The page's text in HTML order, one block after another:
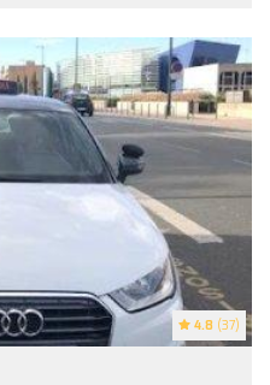
4.8 (37)